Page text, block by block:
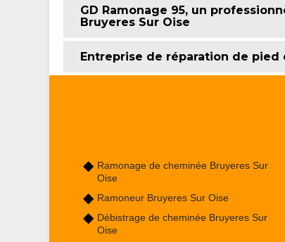
GD Ramonage 95, un
Bruyeres Sur Oise
Entreprise de réparation de pied
Ramonage de cheminée Bruyeres Sur
Oise
Ramoneur Bruyeres Sur Oise
Débistrage de cheminée Bruyeres Sur
Oise